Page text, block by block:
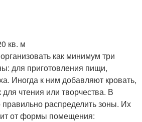
кв. м
как минимум три
для приготовления пищи,
Иногда к ним добавляют кровать,
для чтения или творчества. В
распределить зоны. Их
от формы помещения: